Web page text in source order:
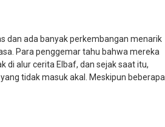
dan ada banyak perkembangan menarik
Para penggemar tahu bahwa mereka
di alur cerita Elbaf, dan sejak saat itu,
tidak masuk akal. Meskipun beberapa